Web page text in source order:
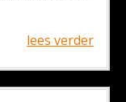
lees verder